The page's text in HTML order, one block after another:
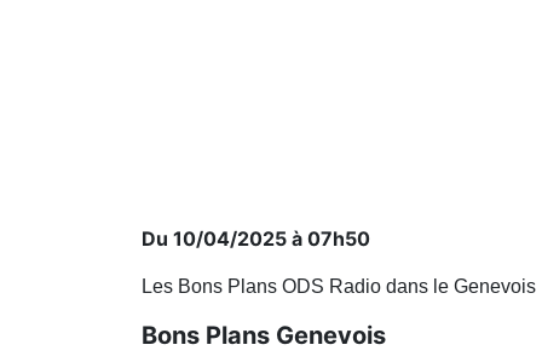
Du 10/04/2025 à 07h50
Les Bons Plans ODS Radio dans le Genevois
Bons Plans Genevois